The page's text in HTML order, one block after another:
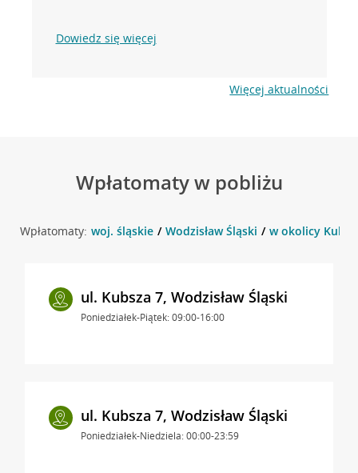
Dowiedz się więcej
Więcej aktualności
Wpłatomaty w pobliżu
Wpłatomaty: woj. śląskie Wodzisław Śląski w okolicy
ul. Kubsza 7, Wodzisław Śląski
Poniedziałek-Piątek: 09:00-16:00
ul. Kubsza 7, Wodzisław Śląski
Poniedziałek-Niedziela: 00:00-23:59